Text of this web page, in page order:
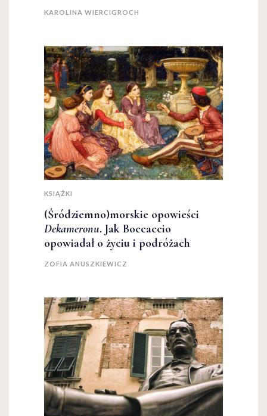
KAROLINA WIERCIGROCH
KSIĄŻKI
(Śródziemno)morskie opowieści
Dekameronu. Jak Boccaccio
opowiadał o życiu i podróżach
ZOFIA ANUSZKIEWICZ